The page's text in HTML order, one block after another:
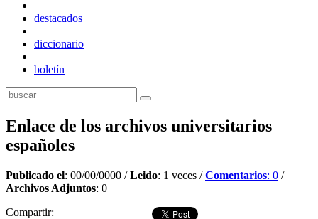
destacados
diccionario
boletín
Enlace de los archivos universitarios
españoles
Publicado el: 00/00/0000 /Leido: 1 veces /Comentarios: 0 /
Archivos Adjuntos: 0
Compartir: